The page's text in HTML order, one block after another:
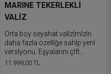
MARINE TEKERLEKLİ
VALİZ
Orta boy seyahat valIzImIzIn
daha fazla özellIğe sahIp yenI
versIyonu. Eşyalarını çIft
bölmesIne doldurabIlIr ve
11.999,00 TL